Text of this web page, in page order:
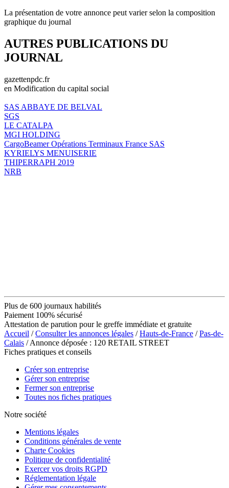
La présentation de votre annonce peut varier selon la composition
graphique du journal
AUTRES PUBLICATIONS DU
JOURNAL
gazettenpdc.fr
en Modification du capital social
SAS ABBAYE DE BELVAL
SGS
LE CATALPA
MGI HOLDING
CargoBeamer Opérations Terminaux France SAS
KYRIELYS MENUISERIE
THIPERRAPH 2019
NRB
Plus de 600 journaux habilités
Paiement 100% sécurisé
Attestation de parution pour le greffe immédiate et gratuite
Accueil /Consulter les annonces légales /Hauts-de-France /Pas-de-
Calais / Annonce déposée : 120 RETAIL STREET
Fiches pratiques et conseils
Créer son entreprise
Gérer son entreprise
Fermer son entreprise
Toutes nos fiches pratiques
Notre société
Mentions légales
Conditions générales de vente
Charte Cookies
Politique de confidentialité
Exercer vos droits RGPD
Réglementation légale